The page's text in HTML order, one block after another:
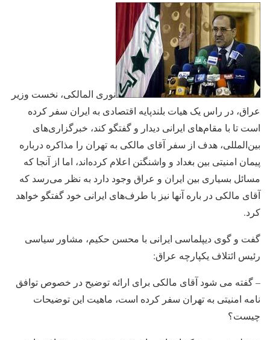
نوری المالکی، نخست وزیر
عراق، در راس یک هیات بلندپایه اقتصادی به ایران سفر کرده
است تا با مقام‌های ایرانی دیدار و گفتگو کند، خبرگزاری‌های
بین‌المللی، هدف از سفر آقای مالکی به تهران را مذاکره درباره
پیمان امنیتی بین بغداد و واشنگتن اعلام کرده‌اند، اما از آنجا که
مسائل بسیاری بین ایران و عراق وجود دارد به نظر می‌رسد که
آقای مالکی در باره آنها نیز با طرف‌های ایرانی خود گفتگو خواهد
کرد.
گفت و گوی دیپلماسی ایرانی با محسن حکیم، مشاور سیاسی
رئیس ائتلاف یکپارچه عراق:
– گفته می شود آقای مالکی برای ارائه توضیح در خصوص توافق
نامه امنیتی به تهران سفر کرده است، ماهیت این توضیحات
چیست؟